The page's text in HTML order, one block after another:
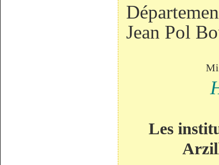
Jean Pol
Les